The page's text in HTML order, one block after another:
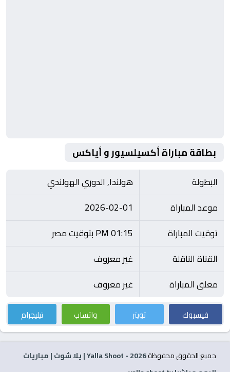
بطاقة مباراة أكسيلسيور و أياكس
البطولة
هولندا, الدوري الهولندي
موعد المباراة
2026-02-01
توقيت المباراة
01:15 PM بتوقيت مصر
القناة الناقلة
غير معروف
معلق المباراة
غير معروف
فيسبوك تويتر واتساب تيليجرام
جميع الحقوق محفوظة2026
- Yalla Shoot | يلا شوت | مباريات